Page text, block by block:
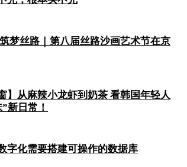
梦丝路｜第八届丝路沙画艺术节在京
】从麻辣小龙虾到奶茶 看韩国年轻人
新日常！
字化需要搭建可操作的数据库